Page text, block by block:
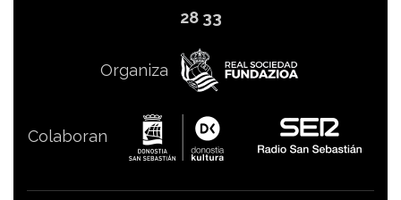
28 33
Organiza
Colaboran